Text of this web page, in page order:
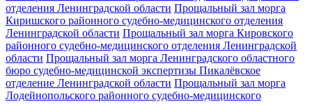
отделения Ленинградской области Прощальный зал морга
Киришского районного судебно-медицинского отделения
Ленинградской области Прощальный зал морга Кировского
районного судебно-медицинского отделения Ленинградской
области Прощальный зал морга Ленинградского областного
бюро судебно-медицинской экспертизы Пикалёвское
отделение Ленинградской области Прощальный зал морга
Лодейнопольского районного судебно-медицинского